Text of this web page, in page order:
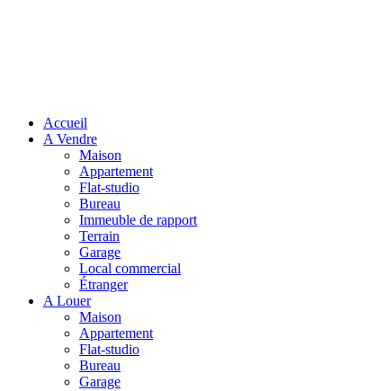
Accueil
A Vendre
Maison
Appartement
Flat-studio
Bureau
Immeuble de rapport
Terrain
Garage
Local commercial
Étranger
A Louer
Maison
Appartement
Flat-studio
Bureau
Garage